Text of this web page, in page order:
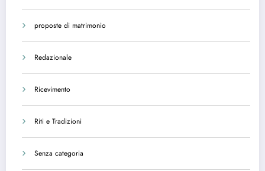
proposte di matrimonio
Redazionale
Ricevimento
Riti e Tradizioni
Senza categoria